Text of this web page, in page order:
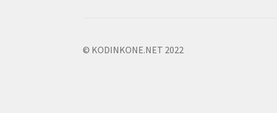
© KODINKONE.NET 2022